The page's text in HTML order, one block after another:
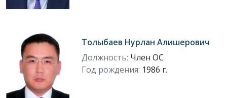
Толыбаев Нурлан Алишерович
Должность: Член ОС
Год рождения: 1986 г.